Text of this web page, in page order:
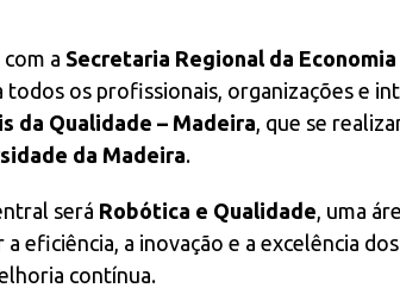
a Secretaria Regional da
todos os profissionais, organizações e
da Qualidade – Madeira, que se
da Madeira.
será Robótica e Qualidade, uma
eficiência, a inovação e a excelência
contínua.